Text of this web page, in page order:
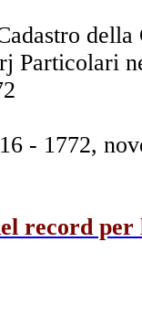
Particolari
- 1772,
record per